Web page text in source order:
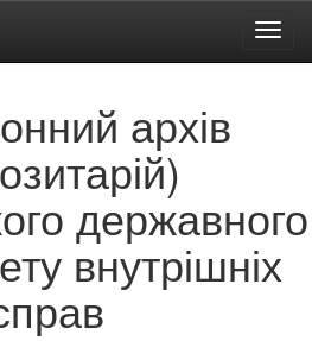
архів
державного
внутрішніх